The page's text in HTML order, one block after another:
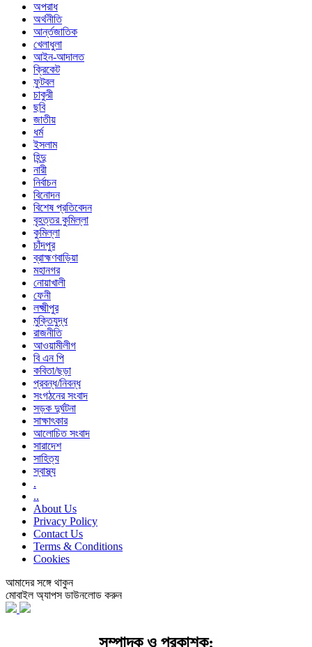
অপরাধ
অর্থনীতি
আর্ন্তজাতিক
খেলাধুলা
আইন-আদালত
ক্রিকেট
ফুটবল
চাকুরী
ছবি
জাতীয়
ধর্ম
ইসলাম
হিন্দু
নারী
নির্বাচন
বিনোদন
বিশেষ প্রতিবেদন
বৃহত্তর কুমিল্লা
কুমিল্লা
চাঁদপুর
ব্রাহ্মণবাড়িয়া
মহানগর
নোয়াখালী
ফেনী
লক্ষ্মীপুর
মুক্তিযুদ্ধ
রাজনীতি
আওয়ামীলীগ
বি এন পি
কবিতা/ছড়া
প্রবন্ধ/নিবন্ধ
সংগঠনের সংবাদ
সড়ক দুর্ঘটনা
সাক্ষাৎকার
আলোচিত সংবাদ
সারাদেশ
সাহিত্য
স্বাস্থ্য
.
..
About Us
Privacy Policy
Contact Us
Terms & Conditions
Cookies
আমাদের সঙ্গে থাকুন
মোবাইল অ্যাপস ডাউনলোড করুন
সম্পাদক ও প্রকাশক: